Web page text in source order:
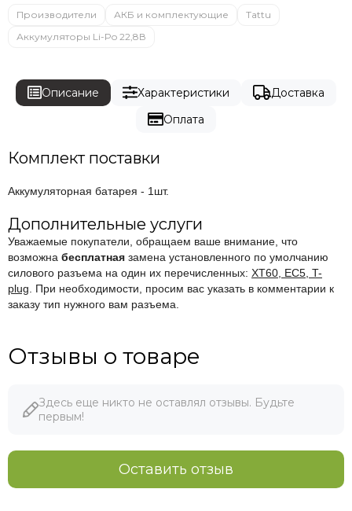
Производители АКБ и комплектующие
Tattu
Аккумуляторы Li-Po 22,8В
Описание Характеристики
Доставка
Оплата
Комплект поставки
Аккумуляторная батарея - 1шт.
Дополнительные услуги
Уважаемые покупатели, обращаем ваше внимание, что
возможна бесплатная замена установленного по умолчанию
силового разъема на один их перечисленных: XT60, EC5, T-
plug . При необходимости, просим вас указать в комментарии к
заказу тип нужного вам разъема.
Отзывы о товаре
Здесь еще никто не оставлял отзывы. Будьте
первым!
Оставить отзыв